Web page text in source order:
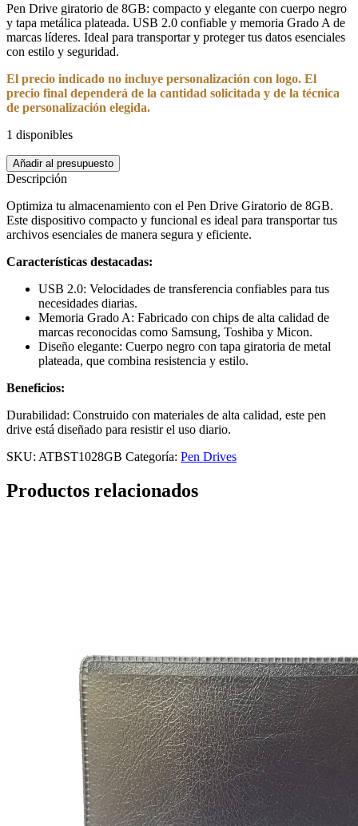
Pen Drive giratorio de 8GB: compacto y elegante con cuerpo negro
y tapa metálica plateada. USB 2.0 confiable y memoria Grado A de
marcas líderes. Ideal para transportar y proteger tus datos esenciales
con estilo y seguridad.
El precio indicado no incluye personalización con logo. El
precio final dependerá de la cantidad solicitada y de la técnica
de personalización elegida.
1 disponibles
Pen
Drive
Giratorio
8GB
cantidad
Añadir al presupuesto
Descripción
Optimiza tu almacenamiento con el Pen Drive Giratorio de 8GB.
Este dispositivo compacto y funcional es ideal para transportar tus
archivos esenciales de manera segura y eficiente.
Características destacadas:
USB 2.0: Velocidades de transferencia confiables para tus
necesidades diarias.
Memoria Grado A: Fabricado con chips de alta calidad de
marcas reconocidas como Samsung, Toshiba y Micon.
Diseño elegante: Cuerpo negro con tapa giratoria de metal
plateada, que combina resistencia y estilo.
Beneficios:
Durabilidad: Construido con materiales de alta calidad, este pen
drive está diseñado para resistir el uso diario.
SKU: ATBST1028GB Categoría: Pen Drives
Productos relacionados